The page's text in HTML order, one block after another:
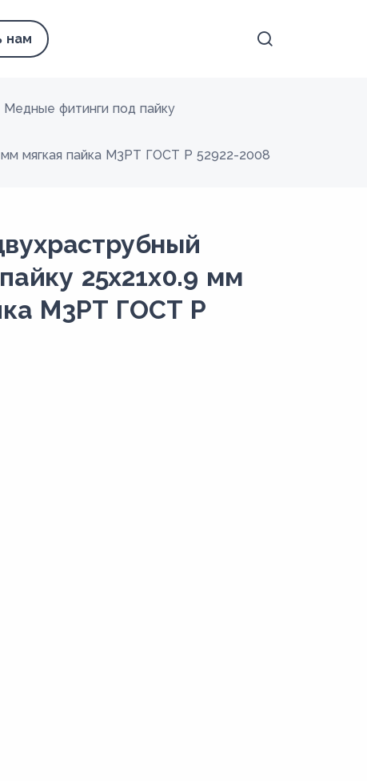
нам
Медные фитинги под пайку
мягкая пайка М3РТ ГОСТ Р 52922-2008
25х21х0.9 мм
М3РТ ГОСТ Р